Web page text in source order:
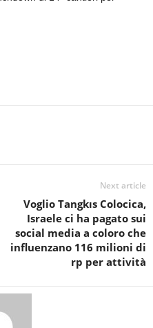
Next article
Voglio Tangkıs Colocica,
Israele ci ha pagato sui
social media a coloro che
influenzano 116 milioni di
rp per attività